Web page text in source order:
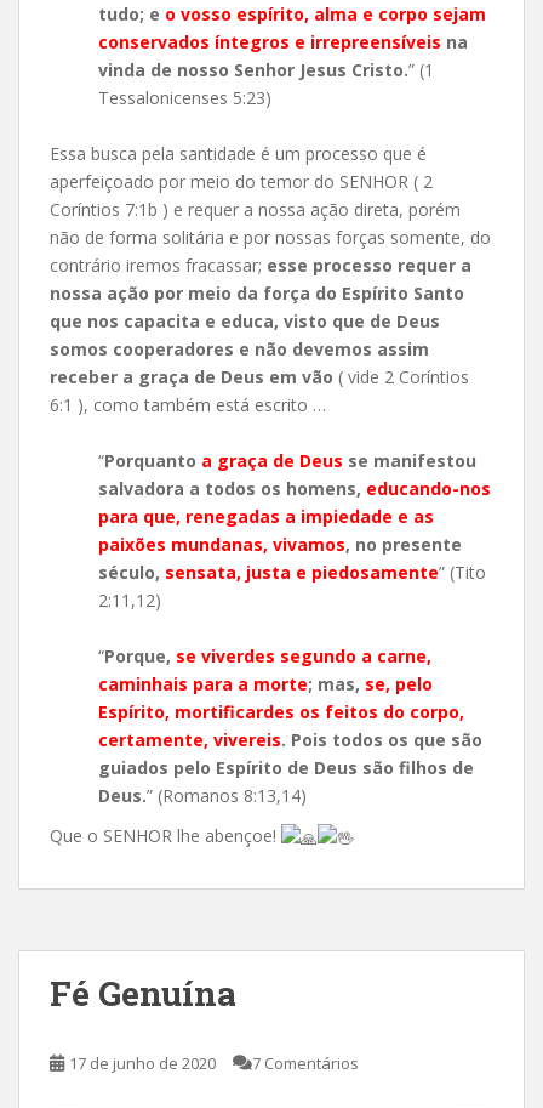
tudo; e o vosso espírito, alma e corpo sejam
conservados íntegros e irrepreensíveis na
vinda de nosso Senhor Jesus Cristo.” (1
Tessalonicenses 5:23)
Essa busca pela santidade é um processo que é
aperfeiçoado por meio do temor do SENHOR ( 2
Coríntios 7:1b ) e requer a nossa ação direta, porém
não de forma solitária e por nossas forças somente, do
contrário iremos fracassar; esse processo requer a
nossa ação por meio da força do Espírito Santo
que nos capacita e educa, visto que de Deus
somos cooperadores e não devemos assim
receber a graça de Deus em vão ( vide 2 Coríntios
6:1 ), como também está escrito …
“Porquanto a graça de Deus se manifestou
salvadora a todos os homens, educando-nos
para que, renegadas a impiedade e as
paixões mundanas, vivamos, no presente
século, sensata, justa e piedosamente” (Tito
2:11,12)
“Porque, se viverdes segundo a carne,
caminhais para a morte; mas, se, pelo
Espírito, mortificardes os feitos do corpo,
certamente, vivereis. Pois todos os que são
guiados pelo Espírito de Deus são filhos de
Deus.” (Romanos 8:13,14)
Que o SENHOR lhe abençoe!
Fé Genuína
17 de junho de 2020 7 Comentários